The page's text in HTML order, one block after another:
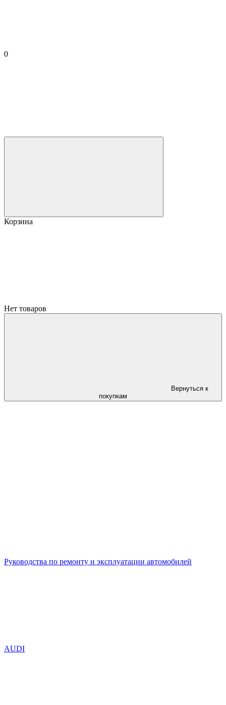
0
Корзина
Нет товаров
Вернуться к
покупкам
Руководства по ремонту и эксплуатации автомобилей
AUDI